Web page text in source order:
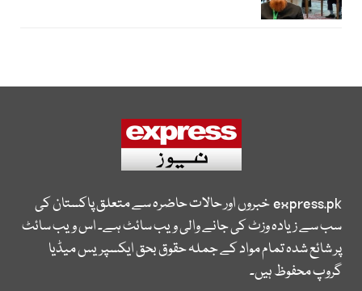
express.pkخبروں اور حالات حاضرہ سے متعلق پاکستان کی
سب سے زیادہ وزٹ کی جانے والی ویب سائٹ ہے۔ اس ویب سائٹ
پر شائع شدہ تمام مواد کے جملہ حقوق بحق ایکسپریس میڈیا
گروپ محفوظ ہیں۔